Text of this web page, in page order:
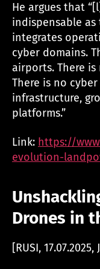
He argues that
indispensable
integrates
cyber domains.
airports. There
There is no
infrastructure,
platforms.”
Link: https://
evolution-
Drones in
[RUSI,